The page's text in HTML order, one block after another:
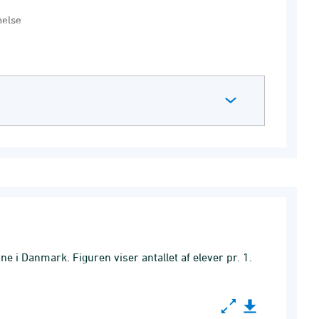
i Danmark. Figuren viser antallet af elever pr. 1.